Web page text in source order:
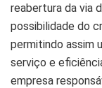
reabertura da via
possibilidade do
permitindo assim
serviço e
empresa